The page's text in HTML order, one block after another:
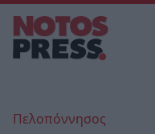
Πελοπόννησος